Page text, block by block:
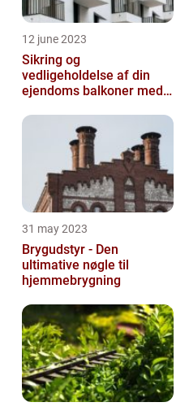
12 june 2023
Sikring og
vedligeholdelse af din
ejendoms balkoner med
31 may 2023
Brygudstyr - Den
ultimative nøgle til
hjemmebrygning